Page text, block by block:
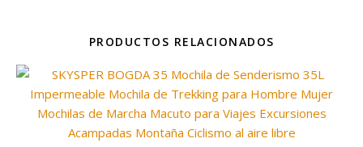
PRODUCTOS RELACIONADOS